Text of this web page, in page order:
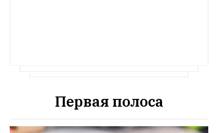
Первая полоса